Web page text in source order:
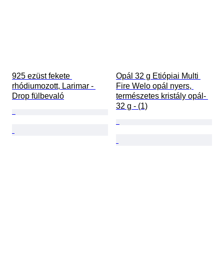
925 ezüst fekete
rhódiumozott, Larimar -
Drop fülbevaló
Opál 32 g Etiópiai Multi
Fire Welo opál nyers,
természetes kristály opál-
32 g - (1)